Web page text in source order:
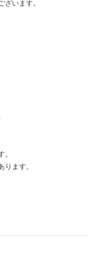
います。
ます。